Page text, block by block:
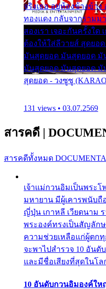
จริงเธอ อยู่ห้องข้างข้าง
ทองแดง กลับจากรามม
สองเรา เจอะกันครั้งใด
ต้องให้ใส่ลีวายส์ สุดยอ
มันสุดยอด มันสุดยอด
มันสุดยอด มันสุดยอด มั
สุดยอด - วงซูซู
131 views • 03.07.2569
สารคดี |
สารคดีทั้งหมด
เจ้าแม่กวนอิมเป็นพระ
มหายาน มีผู้เคารพนับถื
ญี่ปุ่น เกาหลี เวียดนาม
พระองค์ทรงเป็นสัญลัก
ความช่วยเหลือแก่ผู้ตกทุ
จะพาไปสำรวจ 10 อัน
และมีชื่อเสียงที่สุดในโ
10 อันดับกวนอิมองค์ใ